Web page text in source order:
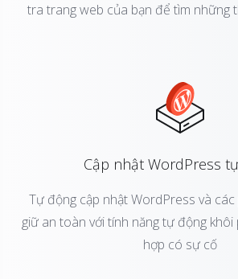
tra trang web của bạn để tìm những
Cập nhật WordPress
Tự động cập nhật WordPress và
giữ an toàn với tính năng tự động
hợp có sự cố